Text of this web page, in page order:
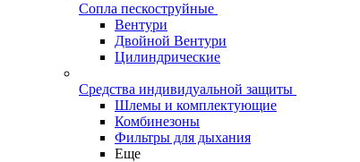
Сопла пескоструйные
Вентури
Двойной Вентури
Цилиндрические
Средства индивидуальной защиты
Шлемы и комплектующие
Комбинезоны
Фильтры для дыхания
Еще